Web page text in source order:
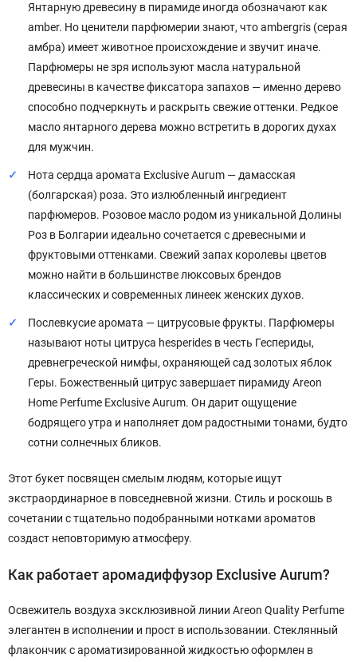
Янтарную древесину в пирамиде иногда обозначают как
amber. Но ценители парфюмерии знают, что ambergris (серая
амбра) имеет животное происхождение и звучит иначе.
Парфюмеры не зря используют масла натуральной
древесины в качестве фиксатора запахов — именно дерево
способно подчеркнуть и раскрыть свежие оттенки. Редкое
масло янтарного дерева можно встретить в дорогих духах
для мужчин.
Нота сердца аромата Exclusive Aurum — дамасская
(болгарская) роза. Это излюбленный ингредиент
парфюмеров. Розовое масло родом из уникальной Долины
Роз в Болгарии идеально сочетается с древесными и
фруктовыми оттенками. Свежий запах королевы цветов
можно найти в большинстве люксовых брендов
классических и современных линеек женских духов.
Послевкусие аромата — цитрусовые фрукты. Парфюмеры
называют ноты цитруса hesperides в честь Геспериды,
древнегреческой нимфы, охраняющей сад золотых яблок
Геры. Божественный цитрус завершает пирамиду Areon
Home Perfume Exclusive Aurum. Он дарит ощущение
бодрящего утра и наполняет дом радостными тонами, будто
сотни солнечных бликов.
Этот букет посвящен смелым людям, которые ищут
экстраординарное в повседневной жизни. Стиль и роскошь в
сочетании с тщательно подобранными нотками ароматов
создаст неповторимую атмосферу.
Как работает аромадиффузор Exclusive Aurum?
Освежитель воздуха эксклюзивной линии Areon Quality Perfume
элегантен в исполнении и прост в использовании. Стеклянный
флакончик с ароматизированной жидкостью оформлен в